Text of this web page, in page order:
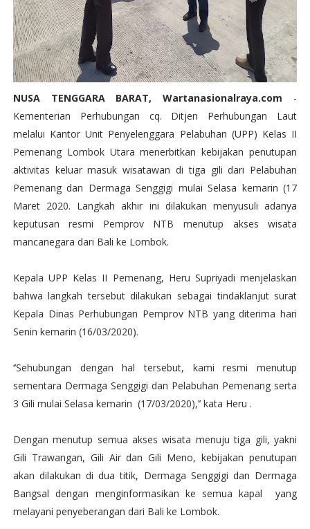
NUSA TENGGARA BARAT, Wartanasionalraya.com -
Kementerian Perhubungan cq. Ditjen Perhubungan Laut
melalui Kantor Unit Penyelenggara Pelabuhan (UPP) Kelas II
Pemenang Lombok Utara menerbitkan kebijakan penutupan
aktivitas keluar masuk wisatawan di tiga gili dari Pelabuhan
Pemenang dan Dermaga Senggigi mulai Selasa kemarin (17
Maret 2020. Langkah akhir ini dilakukan menyusuli adanya
keputusan resmi Pemprov NTB menutup akses wisata
mancanegara dari Bali ke Lombok.
Kepala UPP Kelas II Pemenang, Heru Supriyadi menjelaskan
bahwa langkah tersebut dilakukan sebagai tindaklanjut surat
Kepala Dinas Perhubungan Pemprov NTB yang diterima hari
Senin kemarin (16/03/2020).
‘’Sehubungan dengan hal tersebut, kami resmi menutup
sementara Dermaga Senggigi dan Pelabuhan Pemenang serta
3 Gili mulai Selasa kemarin (17/03/2020),’’ kata Heru .
Dengan menutup semua akses wisata menuju tiga gili, yakni
Gili Trawangan, Gili Air dan Gili Meno, kebijakan penutupan
akan dilakukan di dua titik, Dermaga Senggigi dan Dermaga
Bangsal dengan menginformasikan ke semua kapal yang
melayani penyeberangan dari Bali ke Lombok.